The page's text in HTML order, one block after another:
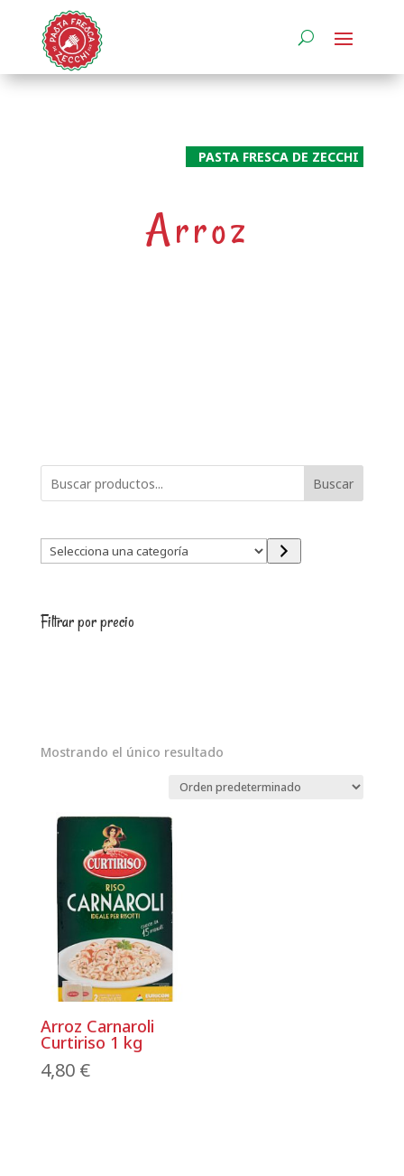
PASTA FRESCA DE ZECCHI
Arroz
Buscar
Selecciona
una
Filtrar por precio
Mostrando el único resultado
Arroz Carnaroli
Curtiriso 1 kg
4,80 €